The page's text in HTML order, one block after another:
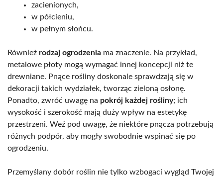
zacienionych,
w półcieniu,
w pełnym słońcu.
Również rodzaj ogrodzenia ma znaczenie. Na przykład,
metalowe płoty mogą wymagać innej koncepcji niż te
drewniane. Pnące rośliny doskonale sprawdzają się w
dekoracji takich wydziałek, tworząc zieloną osłonę.
Ponadto, zwróć uwagę na pokrój każdej rośliny; ich
wysokość i szerokość mają duży wpływ na estetykę
przestrzeni. Weź pod uwagę, że niektóre pnącza potrzebują
różnych podpór, aby mogły swobodnie wspinać się po
ogrodzeniu.
Przemyślany dobór roślin nie tylko wzbogaci wygląd Twojej